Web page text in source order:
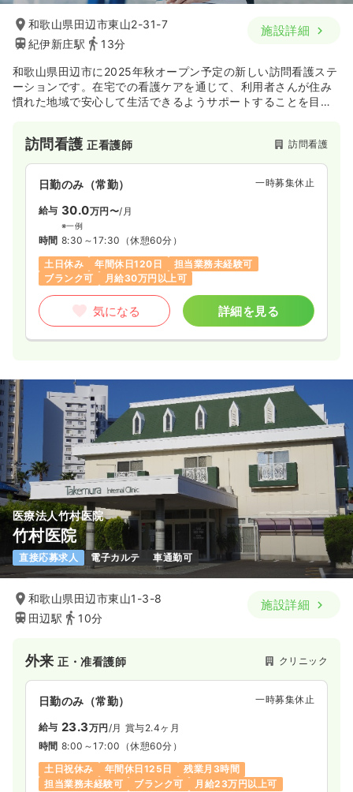
和歌山県田辺市東山2-31-7
紀伊新庄駅
13分
施設詳細
和歌山県田辺市に2025年秋オープン予定の新しい訪問看護ステ
ーションです。在宅での看護ケアを通じて、利用者さんが住み
慣れた地域で安心して生活できるようサポートすることを目指
訪問看護正看護師 訪問看護
日勤のみ（常勤） 一時募集休止
給与 30.0万円〜/月
※一例
時間 8:30～17:30 （休憩60分）
土日休み
年間休日120日
担当業務未経験可
ブランク可
月給30万円以上可
気になる 詳細を見る
医療法人竹村医院
竹村医院
直接応募求人 電子カルテ 車通勤可
和歌山県田辺市東山1-3-8
田辺駅
10分
施設詳細
外来正・准看護師 クリニック
日勤のみ（常勤） 一時募集休止
給与 23.3万円/月 賞与2.4ヶ月
時間 8:00～17:00 （休憩60分）
土日祝休み
年間休日125日
残業月3時間
担当業務未経験可
ブランク可 月給23万円以上可